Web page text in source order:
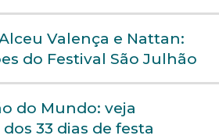
Valença e Nattan:
do Festival São Julhão
do Mundo: veja
33 dias de festa